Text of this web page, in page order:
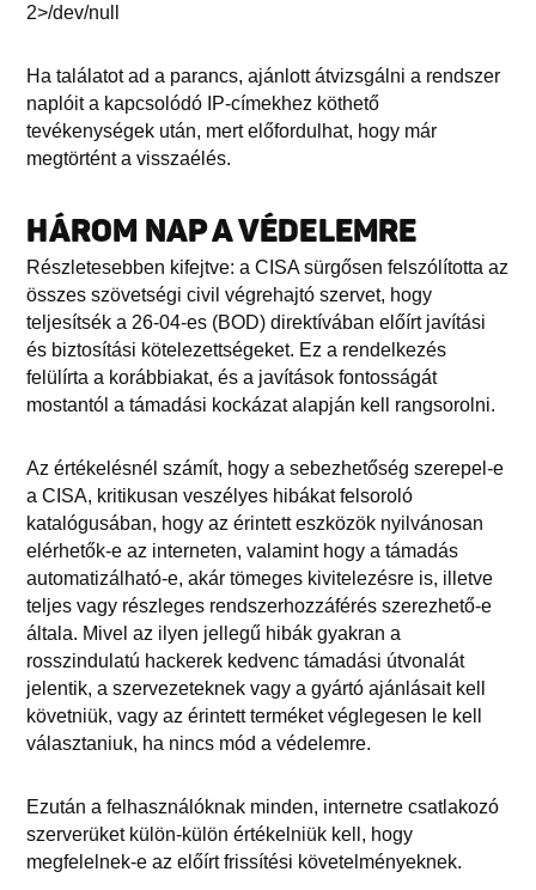
2>/dev/null
Ha találatot ad a parancs, ajánlott átvizsgálni a rendszer
naplóit a kapcsolódó IP-címekhez köthető
tevékenységek után, mert előfordulhat, hogy már
megtörtént a visszaélés.
HÁROM NAP A VÉDELEMRE
Részletesebben kifejtve: a CISA sürgősen felszólította az
összes szövetségi civil végrehajtó szervet, hogy
teljesítsék a 26-04-es (BOD) direktívában előírt javítási
és biztosítási kötelezettségeket. Ez a rendelkezés
felülírta a korábbiakat, és a javítások fontosságát
mostantól a támadási kockázat alapján kell rangsorolni.
Az értékelésnél számít, hogy a sebezhetőség szerepel-e
a CISA, kritikusan veszélyes hibákat felsoroló
katalógusában, hogy az érintett eszközök nyilvánosan
elérhetők-e az interneten, valamint hogy a támadás
automatizálható-e, akár tömeges kivitelezésre is, illetve
teljes vagy részleges rendszerhozzáférés szerezhető-e
általa. Mivel az ilyen jellegű hibák gyakran a
rosszindulatú hackerek kedvenc támadási útvonalát
jelentik, a szervezeteknek vagy a gyártó ajánlásait kell
követniük, vagy az érintett terméket véglegesen le kell
választaniuk, ha nincs mód a védelemre.
Ezután a felhasználóknak minden, internetre csatlakozó
szerverüket külön-külön értékelniük kell, hogy
megfelelnek-e az előírt frissítési követelményeknek.